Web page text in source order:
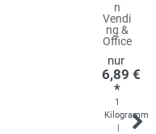
n
Vendi
ng &
Office
6,89 €
*
1
Kilogramm
|